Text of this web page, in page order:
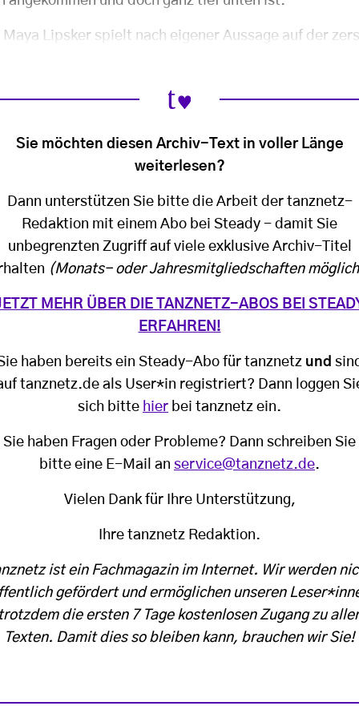
Maya Lipsker spielt nach eigener Aussage auf der
Sie möchten diesen Archiv-Text in voller Länge
weiterlesen?
Dann unterstützen Sie bitte die Arbeit der tanznetz-
Redaktion mit einem Abo bei Steady - damit Sie
unbegrenzten Zugriff auf viele exklusive Archiv-Titel
(Monats- oder Jahresmitgliedschaften
MEHR ÜBER DIE TANZNETZ-ABOS BEI
ERFAHREN!
haben bereits ein Steady-Abo für tanznetz und
tanznetz.de als User*in registriert? Dann loggen
sich bitte hier bei tanznetz ein.
Sie haben Fragen oder Probleme? Dann schreiben Sie
bitte eine E-Mail an service@tanznetz.de.
Vielen Dank für Ihre Unterstützung,
Ihre tanznetz Redaktion.
ist ein Fachmagazin im Internet. Wir werden
gefördert und ermöglichen unseren
die ersten 7 Tage kostenlosen Zugang zu
Texten. Damit dies so bleiben kann, brauchen wir Sie!